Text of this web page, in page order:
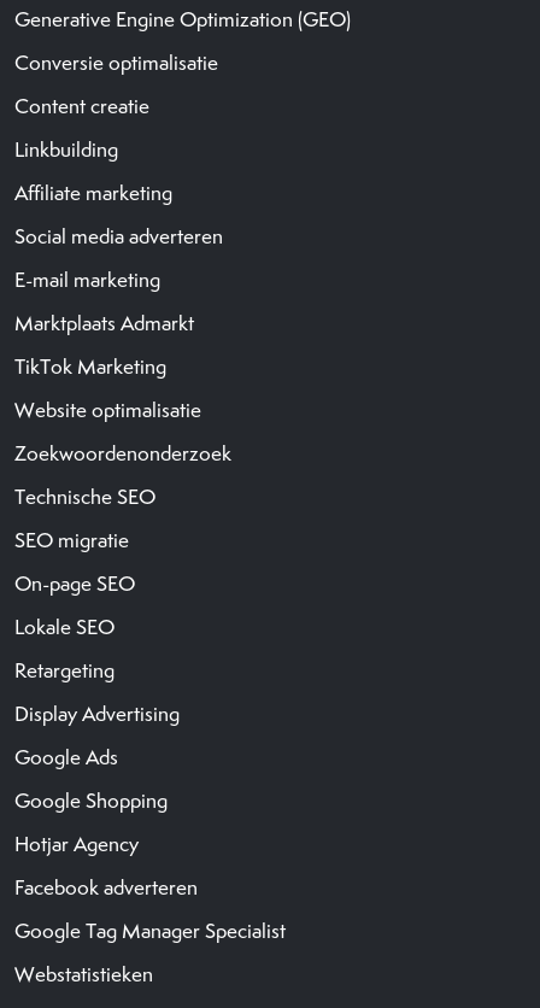
Generative Engine Optimization (GEO)
Conversie optimalisatie
Content creatie
Linkbuilding
Affiliate marketing
Social media adverteren
E-mail marketing
Marktplaats Admarkt
TikTok Marketing
Website optimalisatie
Zoekwoordenonderzoek
Technische SEO
SEO migratie
On-page SEO
Lokale SEO
Retargeting
Display Advertising
Google Ads
Google Shopping
Hotjar Agency
Facebook adverteren
Google Tag Manager Specialist
Webstatistieken